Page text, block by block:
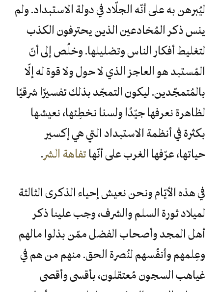
ليُبرهن به على أنّه الجلّاد في دولة الاستبداد. ولم
ينس ذكر المُخادعين الذين يحترفون الكذب
لتغليط أفكار الناس وتضليلها. وخلُص إلى أنّ
المُستبد هو العاجز الذي لا حول ولا قوة له إلّا
بالمُتمجّدين. ليكون التمجّد بذلك تفسيرًا شرقيًا
لظاهرة نعرفها جيّدًا ولسنا نخطِئها، نعيشها
بكثرة في أنظمة الاستبداد التي هي إكسير
حياتها، عرّفها الغرب على أنّها تفاهة الشر .
في هذه الأيّام ونحن نعيش إحياء الذكرى الثالثة
لميلاد ثورة السلم والشرف، وجب علينا ذكر
أهل المجد وأصحاب الفضل ممّن بذلوا مالهم
وعِلمهم وأنفُسهم لنُصرة الحق. منهم من هم في
غياهب السجون مُعتقلون، بأقسى وأقصى